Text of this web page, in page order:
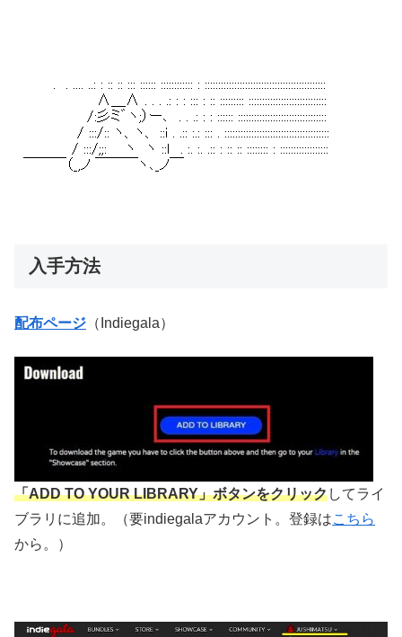
入手方法
配布ページ （Indiegala）
「ADD TO YOUR LIBRARY」ボタンをクリックしてライ
ブラリに追加。（要indiegalaアカウント。登録はこちら
から。）